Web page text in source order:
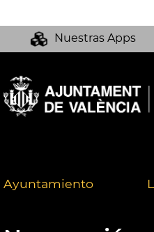
Nuestras Apps
Ayuntamiento